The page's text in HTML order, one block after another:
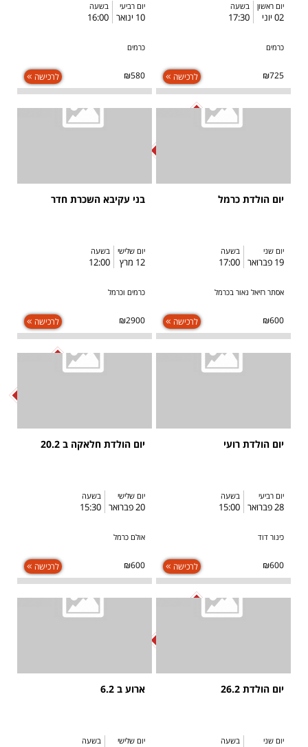
יום ראשון
02 יוני
בשעה
17:30
כרמים
₪725 לרכישה
יום רביעי
10 ינואר
בשעה
16:00
כרמים
₪580 לרכישה
יום הולדת כרמל
SOLD OUT
יום שני
19 פברואר
בשעה
17:00
אסתר רזיאל נאור בכרמל
₪600 לרכישה
בני עקיבא השכרת חדר
יום שלישי
12 מרץ
בשעה
12:00
כרמים וכרמל
₪2900 לרכישה
יום הולדת רועי
יום רביעי
28 פברואר
בשעה
15:00
כינור דוד
₪600 לרכישה
יום הולדת חלאקה ב 20.2
SOLD OUT
יום שלישי
20 פברואר
בשעה
15:30
אולם כרמל
₪600 לרכישה
יום הולדת 26.2
SOLD OUT
יום שני בשעה
ארוע ב 6.2
יום שלישי בשעה